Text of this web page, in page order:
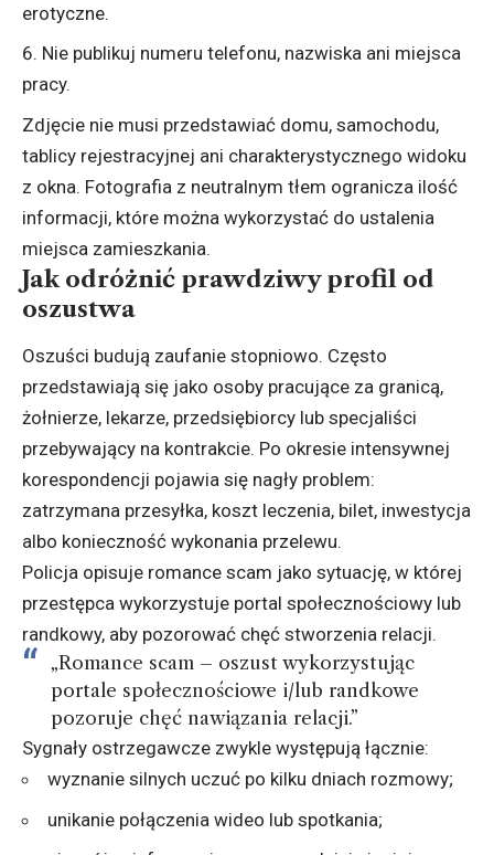
erotyczne.
Nie publikuj numeru telefonu, nazwiska ani miejsca
pracy.
Zdjęcie nie musi przedstawiać domu, samochodu,
tablicy rejestracyjnej ani charakterystycznego widoku
z okna. Fotografia z neutralnym tłem ogranicza ilość
informacji, które można wykorzystać do ustalenia
miejsca zamieszkania.
Jak odróżnić prawdziwy profil od
oszustwa
Oszuści budują zaufanie stopniowo. Często
przedstawiają się jako osoby pracujące za granicą,
żołnierze, lekarze, przedsiębiorcy lub specjaliści
przebywający na kontrakcie. Po okresie intensywnej
korespondencji pojawia się nagły problem:
zatrzymana przesyłka, koszt leczenia, bilet, inwestycja
albo konieczność wykonania przelewu.
Policja opisuje romance scam jako sytuację, w której
przestępca wykorzystuje portal społecznościowy lub
randkowy, aby pozorować chęć stworzenia relacji.
„Romance scam – oszust wykorzystując
portale społecznościowe i/lub randkowe
pozoruje chęć nawiązania relacji.”
Sygnały ostrzegawcze zwykle występują łącznie:
wyznanie silnych uczuć po kilku dniach rozmowy;
unikanie połączenia wideo lub spotkania;